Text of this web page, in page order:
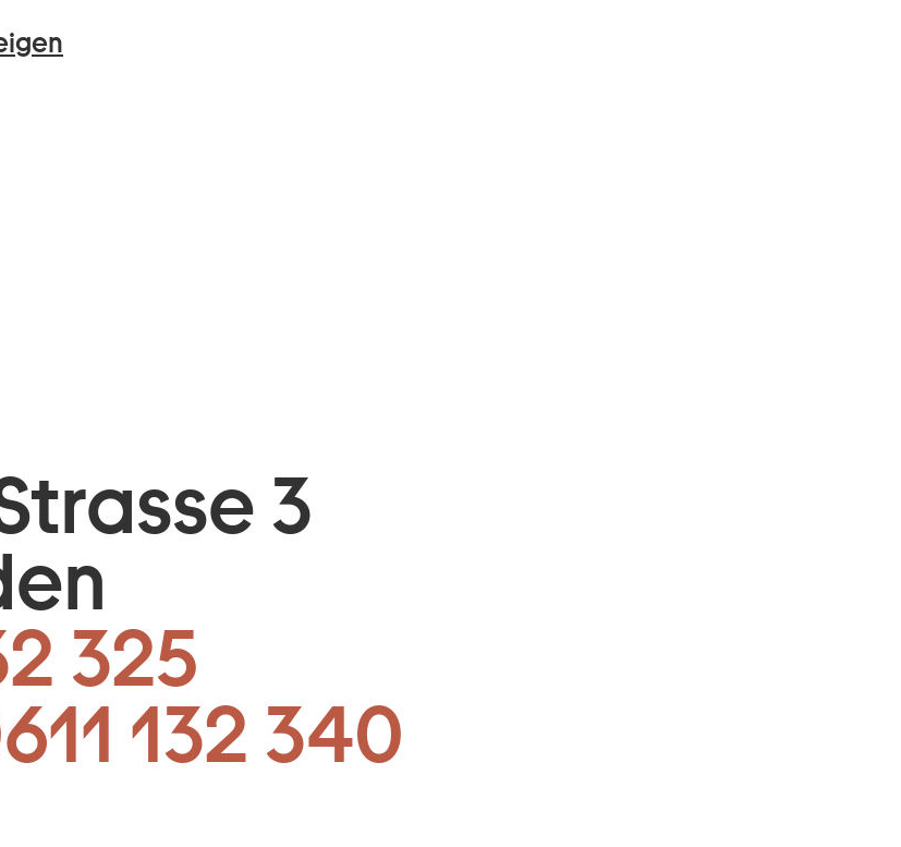
3
325
132 340